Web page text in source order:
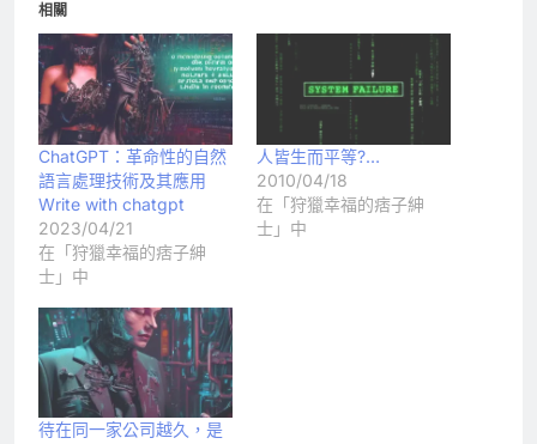
相關
ChatGPT：革命性的自然
語言處理技術及其應用
Write with chatgpt
2023/04/21
在「狩獵幸福的痞子紳
士」中
人皆生而平等?…
2010/04/18
在「狩獵幸福的痞子紳
士」中
待在同一家公司越久，是